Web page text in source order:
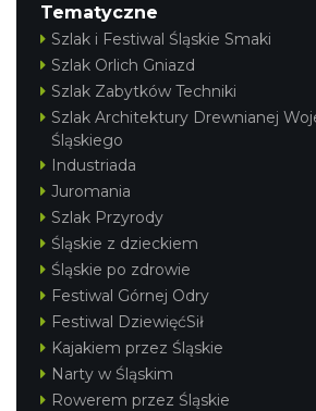
Tematyczne
Szlak i Festiwal Śląskie Smaki
Szlak Orlich Gniazd
Szlak Zabytków Techniki
Szlak Architektury Drewnianej
Śląskiego
Industriada
Juromania
Szlak Przyrody
Śląskie z dzieckiem
Śląskie po zdrowie
Festiwal Górnej Odry
Festiwal DziewięćSił
Kajakiem przez Śląskie
Narty w Śląskim
Rowerem przez Śląskie